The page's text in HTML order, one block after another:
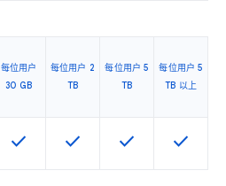
每位用户
30 GB
每位用户 2
TB
每位用户 5
TB
每位用户 5
TB 以上
该 SKU 提供此功能
check 该 SKU 提供此功能
check 该 SKU 提供此功
check 该 SKU
check